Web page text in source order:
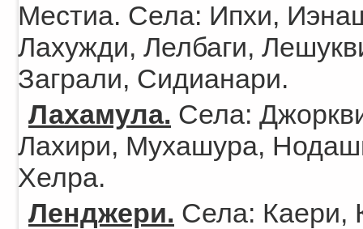
Местиа. Села: Ипхи,
Лахужди, Лелбаги,
Заграли, Сидианари.
Лахамула. Села:
Лахири, Мухашура,
Хелра.
Ленджери. Села: Каери,